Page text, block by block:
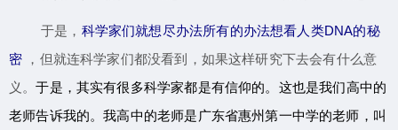
于是， 科学家们就想尽办法所有的办法想看人类DNA的秘
密 ，但就连科学家们都没看到，如果这样研究下去会有什么意
义。于是，其实有很多科学家都是有信仰的。这也是我们高中的
老师告诉我的。我高中的老师是广东省惠州第一中学的老师，叫